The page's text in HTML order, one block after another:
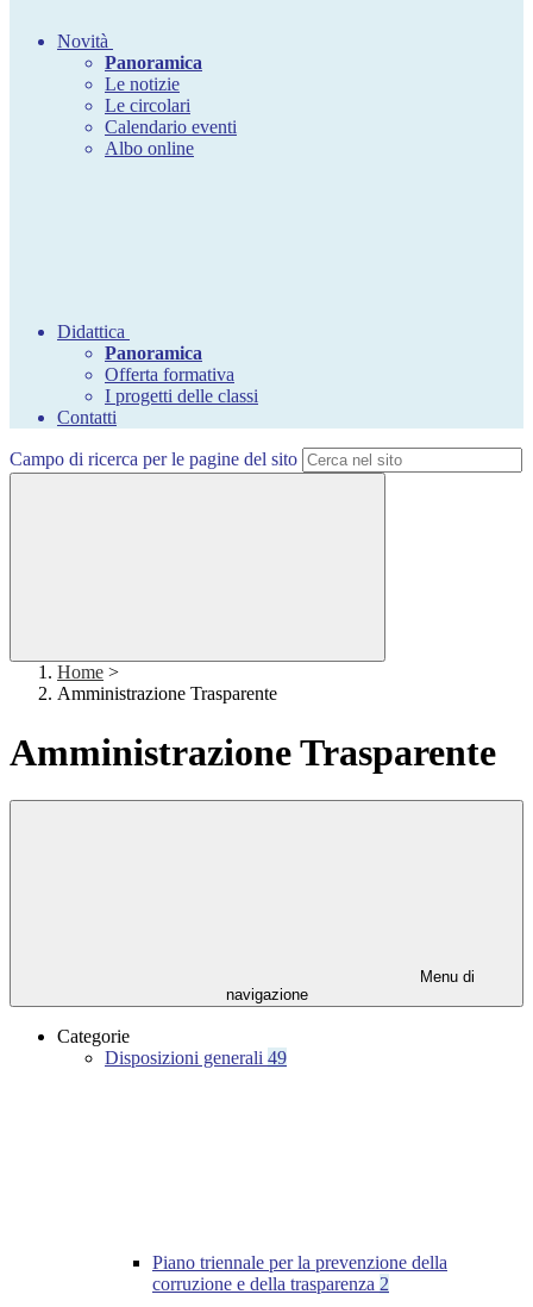
Novità
Panoramica
Le notizie
Le circolari
Calendario eventi
Albo online
Didattica
Panoramica
Offerta formativa
I progetti delle classi
Contatti
Campo di ricerca per le pagine del sito
Home >
Amministrazione Trasparente
Amministrazione Trasparente
Menu di
navigazione
Categorie
Disposizioni generali 49
Piano triennale per la prevenzione della
corruzione e della trasparenza 2